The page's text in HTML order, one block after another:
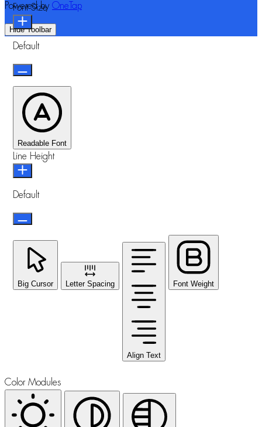
Powered by OneTap
Hide Toolbar
Font Size
Default
Readable Font
Line Height
Default
Big Cursor Letter Spacing
Align Text
Font Weight
Color Modules